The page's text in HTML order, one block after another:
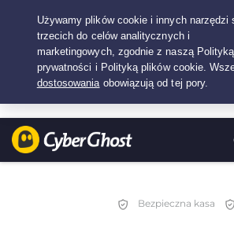
Twój wybór:Najlepsza umowa
/miesiąc
Bezpieczna kasa